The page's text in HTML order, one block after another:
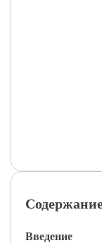
Введение